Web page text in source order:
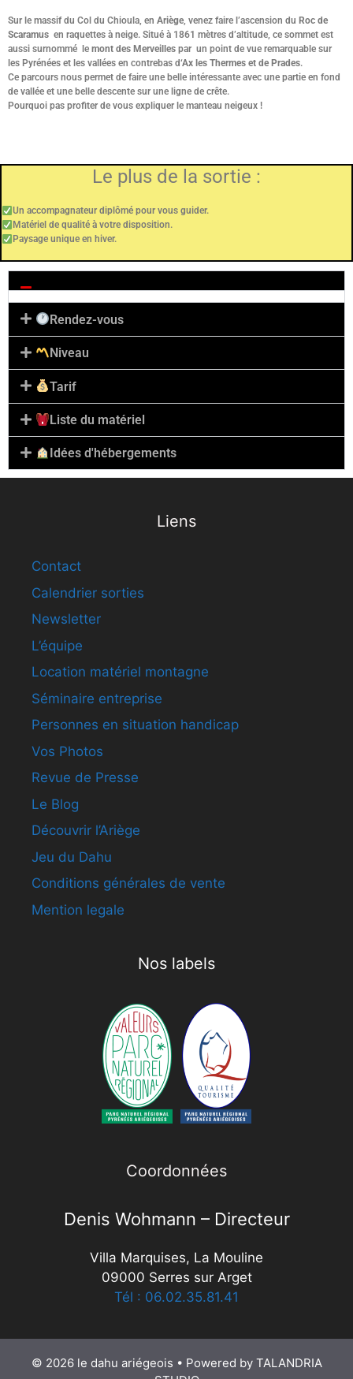
Sur le massif du Col du Chioula, en Ariège, venez faire l’ascension du Roc de
Scaramus en raquettes à neige. Situé à 1861 mètres d’altitude, ce sommet est
aussi surnommé le mont des Merveilles par un point de vue remarquable sur
les Pyrénées et les vallées en contrebas d‘Ax les Thermes et de Prades.
Ce parcours nous permet de faire une belle intéressante avec une partie en fond
de vallée et une belle descente sur une ligne de crête.
Pourquoi pas profiter de vous expliquer le manteau neigeux !
Le plus de la sortie :
Un accompagnateur diplômé pour vous guider.
Matériel de qualité à votre disposition.
Paysage unique en hiver.
Rendez-vous
Niveau
Tarif
Liste du matériel
Idées d'hébergements
Liens
Contact
Calendrier sorties
Newsletter
L’équipe
Location matériel montagne
Séminaire entreprise
Personnes en situation handicap
Vos Photos
Revue de Presse
Le Blog
Découvrir l’Ariège
Jeu du Dahu
Conditions générales de vente
Mention legale
Nos labels
Coordonnées
Denis Wohmann – Directeur
Villa Marquises, La Mouline
09000 Serres sur Arget
Tél : 06.02.35.81.41
© 2026 le dahu ariégeois • Powered by TALANDRIA